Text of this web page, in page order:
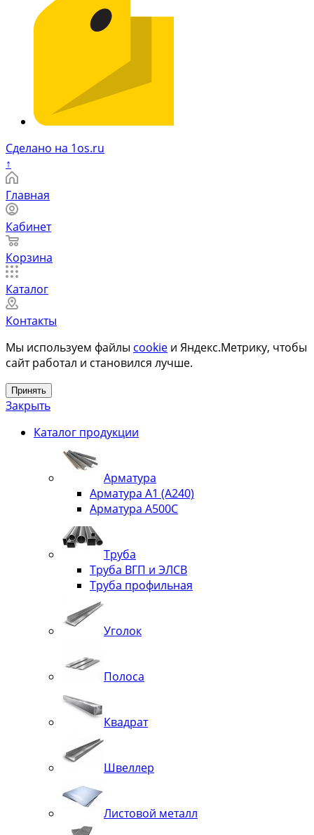
Сделано на 1os.ru
↑
Главная
Кабинет
Корзина
Каталог
Контакты
Мы используем файлы cookie и Яндекс.Метрику, чтобы
сайт работал и становился лучше.
Принять
Закрыть
Каталог продукции
Арматура
Арматура А1 (А240)
Арматура А500С
Труба
Труба ВГП и ЭЛСВ
Труба профильная
Уголок
Полоса
Квадрат
Швеллер
Листовой металл